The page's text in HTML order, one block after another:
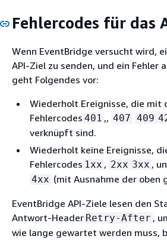
Fehlercodes für das
Wenn EventBridge versucht wird,
API-Ziel zu senden, und ein
geht Folgendes vor:
Wiederholt Ereignisse, die mit
Fehlercodes 401 ,, 407 409
verknüpft sind.
Wiederholt keine Ereignisse,
Fehlercodes 1xx , 2xx 3xx ,
4xx (mit Ausnahme der oben
EventBridge API-Ziele lesen den
Antwort-Header Retry-After ,
wie lange gewartet werden muss,